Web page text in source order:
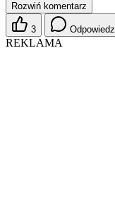
Rozwiń komentarz
3 Odpowiedz
REKLAMA